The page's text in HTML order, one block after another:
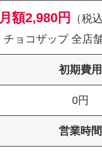
月額2,980円
（税
チョコザップ 全店
初期費用
0円
営業時間